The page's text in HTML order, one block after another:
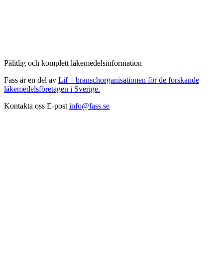
Pålitlig och komplett läkemedelsinformation
Fass är en del av Lif – branschorganisationen för de forskande
läkemedelsföretagen i Sverige.
Kontakta oss E-post info@fass.se